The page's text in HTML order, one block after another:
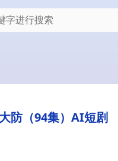
防（94集）AI短剧